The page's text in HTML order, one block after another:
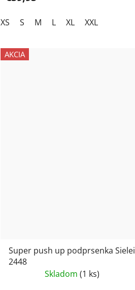
XS S M L XL XXL
AKCIA
Super push up podprsenka Sielei
2448
Skladom (1 ks)